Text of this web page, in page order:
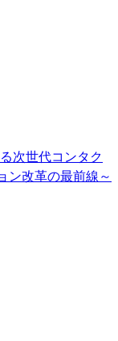
次世代コンタク
ン改革の最前線～